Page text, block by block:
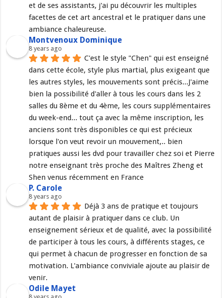
et de ses assistants, j'ai pu découvrir les multiples
facettes de cet art ancestral et le pratiquer dans une
ambiance chaleureuse.
Montvenoux Dominique
8 years ago
C'est le style "Chen" qui est enseigné
dans cette école, style plus martial, plus exigeant que
les autres styles, les mouvements sont précis...J'aime
bien la possibilité d'aller à tous les cours dans les 2
salles du 8ème et du 4ème, les cours supplémentaires
du week-end... tout ça avec la même inscription, les
anciens sont très disponibles ce qui est précieux
lorsque l'on veut revoir un mouvement,.. bien
pratiques aussi les dvd pour travailler chez soi et Pierre
notre enseignant très proche des Maîtres Zheng et
Shen venus récemment en France
P. Carole
8 years ago
Déjà 3 ans de pratique et toujours
autant de plaisir à pratiquer dans ce club. Un
enseignement sérieux et de qualité, avec la possibilité
de participer à tous les cours, à différents stages, ce
qui permet à chacun de progresser en fonction de sa
motivation. L'ambiance conviviale ajoute au plaisir de
venir.
Odile Mayet